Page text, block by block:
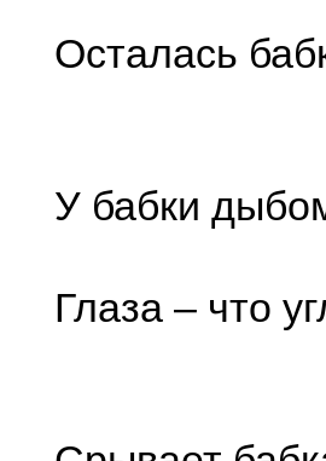
Осталась
У бабки
Глаза – что